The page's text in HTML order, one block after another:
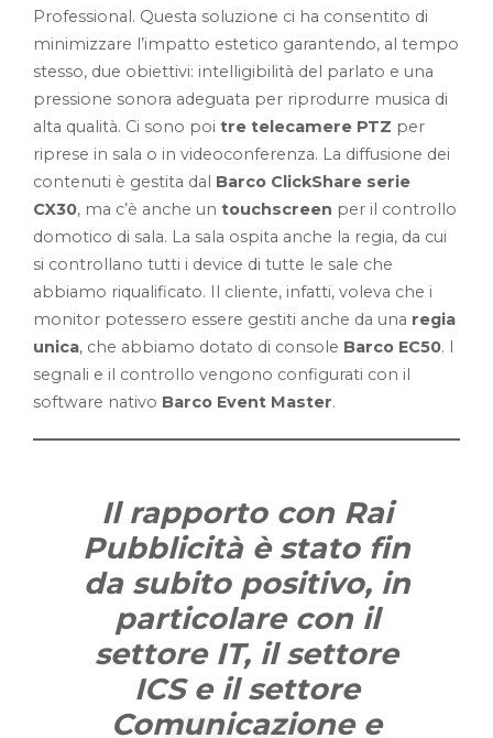
Professional. Questa soluzione ci ha consentito di
minimizzare l’impatto estetico garantendo, al tempo
stesso, due obiettivi: intelligibilità del parlato e una
pressione sonora adeguata per riprodurre musica di
alta qualità. Ci sono poi tre telecamere PTZ per
riprese in sala o in videoconferenza. La diffusione dei
contenuti è gestita dal Barco ClickShare serie
CX30, ma c’è anche un touchscreen per il controllo
domotico di sala. La sala ospita anche la regia, da cui
si controllano tutti i device di tutte le sale che
abbiamo riqualificato. Il cliente, infatti, voleva che i
monitor potessero essere gestiti anche da una regia
unica, che abbiamo dotato di console Barco EC50. I
segnali e il controllo vengono configurati con il
software nativo Barco Event Master.
Il rapporto con Rai
Pubblicità è stato fin
da subito positivo, in
particolare con il
settore IT, il settore
ICS e il settore
Comunicazione e